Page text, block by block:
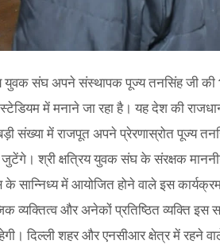
युवक संघ अपने संस्थापक पूज्य तनसिंह जी
में मनाने जा रहा है। यह देश की
संख्या में राजपूत अपने प्रेरणास्रोत पूज्य
श्री क्षत्रिय युवक संघ के संरक्षक
के सान्निध्य में आयोजित होने वाले इस
व्यक्तित्व और अनेकों प्रतिष्ठित व्यक्ति इस
दिल्ली शहर और एनसीआर क्षेत्र में रहने